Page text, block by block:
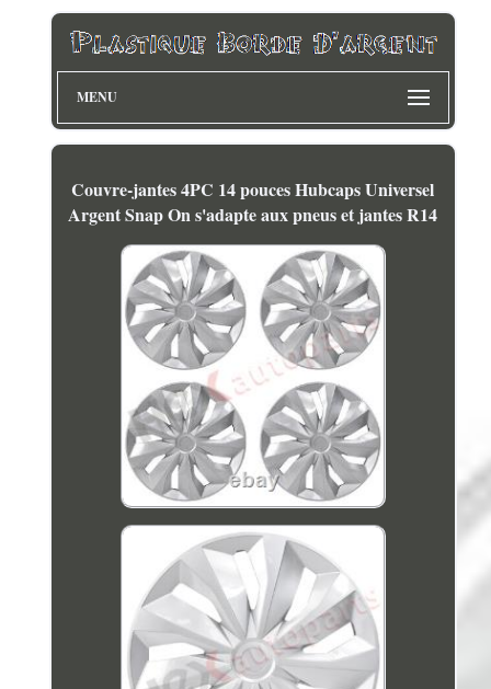
MENU
Couvre-jantes 4PC 14 pouces Hubcaps Universel
Argent Snap On s'adapte aux pneus et jantes R14